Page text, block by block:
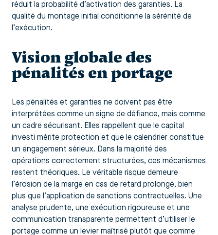
réduit la probabilité d’activation des garanties. La
qualité du montage initial conditionne la sérénité de
l’exécution.
Vision globale des
pénalités en portage
Les pénalités et garanties ne doivent pas être
interprétées comme un signe de défiance, mais comme
un cadre sécurisant. Elles rappellent que le capital
investi mérite protection et que le calendrier constitue
un engagement sérieux. Dans la majorité des
opérations correctement structurées, ces mécanismes
restent théoriques. Le véritable risque demeure
l’érosion de la marge en cas de retard prolongé, bien
plus que l’application de sanctions contractuelles. Une
analyse prudente, une exécution rigoureuse et une
communication transparente permettent d’utiliser le
portage comme un levier maîtrisé plutôt que comme